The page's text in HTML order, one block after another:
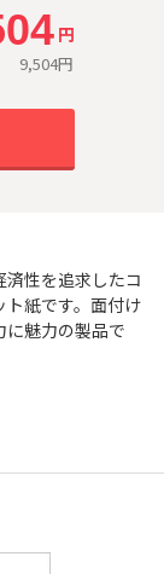
円
9,504円
性を追求したコ
ト紙です。面付け
に魅力の製品で